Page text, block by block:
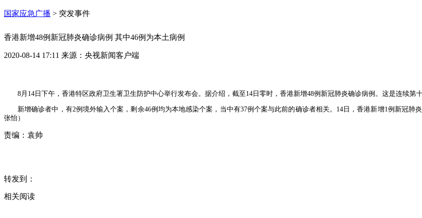
国家应急广播 > 突发事件
香港新增48例新冠肺炎确诊病例 其中46例为本土病例
2020-08-14 17:11 来源： 央视新闻客户端
8月14日下午，香港特区政府卫生署卫生防护中心举行发布会。据介绍，截至14日零时，香港新增48例新冠肺炎确诊病例。这是连续
新增确诊者中，有2例境外输入个案，剩余46例均为本地感染个案，当中有37例个案与此前的确诊者相关。14日，香港新增1例新冠
张怡）
责编： 袁帅
转发到：
相关阅读